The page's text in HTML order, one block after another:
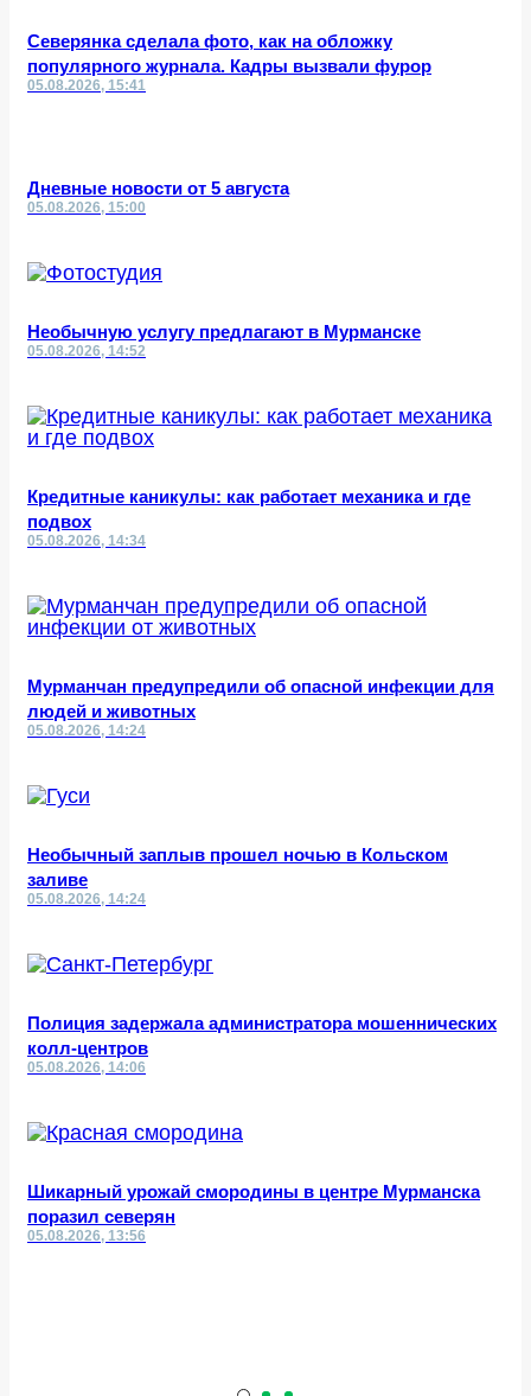
Северянка сделала фото, как на обложку
популярного журнала. Кадры вызвали фурор
05.08.2026, 15:41
Дневные новости от 5 августа
05.08.2026, 15:00
Необычную услугу предлагают в Мурманске
05.08.2026, 14:52
Кредитные каникулы: как работает механика и где
подвох
05.08.2026, 14:34
Мурманчан предупредили об опасной инфекции для
людей и животных
05.08.2026, 14:24
Необычный заплыв прошел ночью в Кольском
заливе
05.08.2026, 14:24
Полиция задержала администратора мошеннических
колл-центров
05.08.2026, 14:06
Шикарный урожай смородины в центре Мурманска
поразил северян
05.08.2026, 13:56